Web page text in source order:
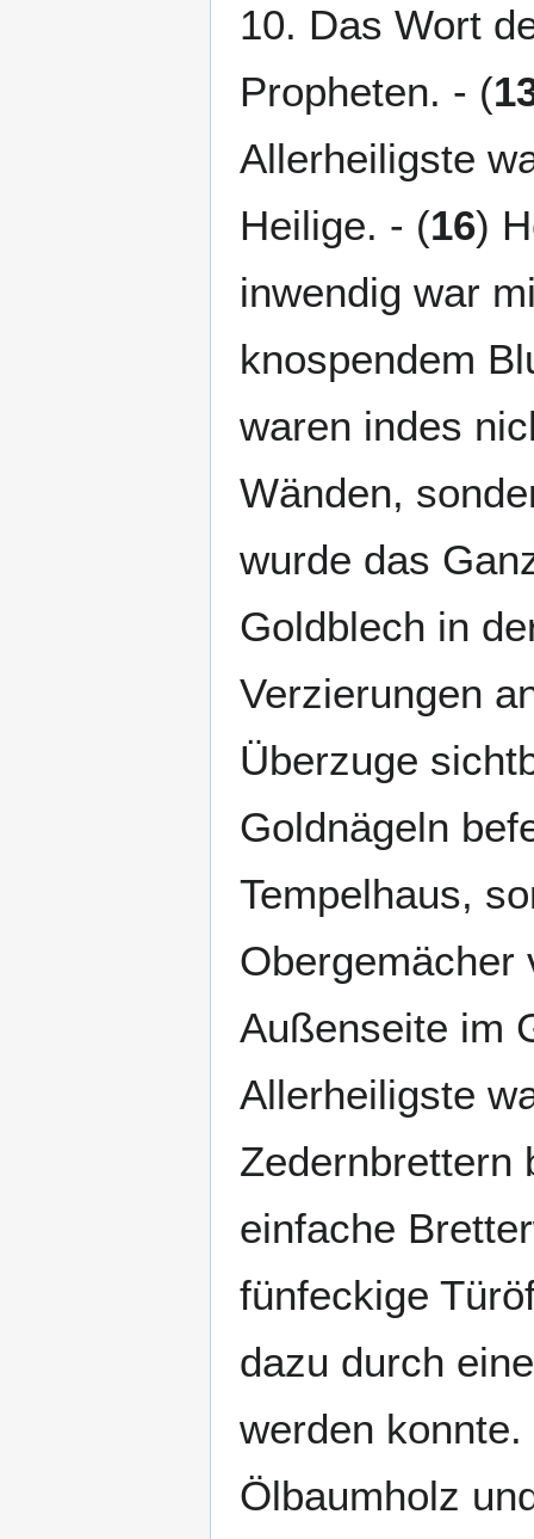
10. Das Wort
Propheten. - (
Allerheiligste
Heilige. - (16)
inwendig war
knospendem
waren indes
Wänden,
wurde das
Goldblech in
Verzierungen
Überzuge
Goldnägeln
Tempelhaus,
Obergemächer
Außenseite im
Allerheiligste
Zedernbrettern
einfache
fünfeckige
dazu durch
werden
Ölbaumholz